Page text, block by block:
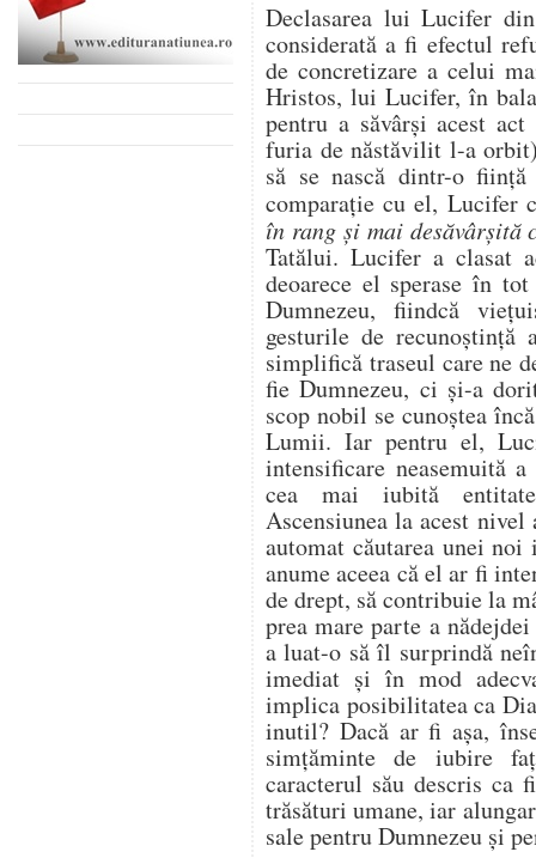
Declasarea lui Lucifer
considerată a fi efectul
de concretizare a celui
Hristos, lui Lucifer, în
pentru a săvârși acest
furia de năstăvilit l-a
să se nască dintr-o
comparație cu el, Lucifer
în rang și mai desăvârșită
Tatălui. Lucifer a clasat
deoarece el sperase în
Dumnezeu, fiindcă
gesturile de recunoștință
simplifică traseul care ne
fie Dumnezeu, ci și-a
scop nobil se cunoștea
Lumii. Iar pentru el,
intensificare neasemuită
cea mai iubită
Ascensiunea la acest
automat căutarea unei
anume aceea că el ar fi
de drept, să contribuie la
prea mare parte a
a luat-o să îl surprindă
imediat și în mod
implica posibilitatea ca
inutil? Dacă ar fi așa,
simțăminte de iubire
caracterul său descris ca
trăsături umane, iar
sale pentru Dumnezeu și